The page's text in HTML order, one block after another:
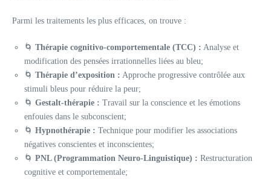
Parmi les traitements les plus efficaces, on trouve :
🌀 Thérapie cognitivo-comportementale (TCC) : Analyse et
modification des pensées irrationnelles liées au bleu;
🌀 Thérapie d’exposition : Approche progressive contrôlée aux
stimuli bleus pour réduire la peur;
🌀 Gestalt-thérapie : Travail sur la conscience et les émotions
enfouies dans le subconscient;
🌀 Hypnothérapie : Technique pour modifier les associations
négatives conscientes et inconscientes;
🌀 PNL (Programmation Neuro-Linguistique) : Restructuration
cognitive et comportementale;